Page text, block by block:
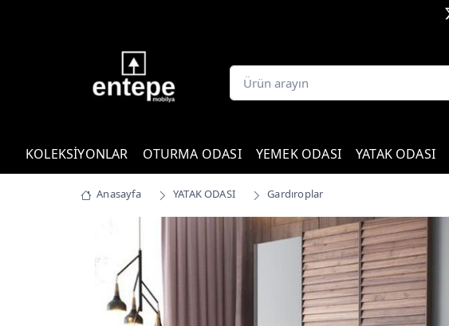
KOLEKSİYONLAR OTURMA ODASI YEMEK ODASI YATAK ODASI
Anasayfa YATAK ODASI Gardıroplar